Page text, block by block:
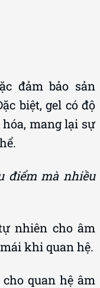
đảm bảo sản
biệt, gel có độ
mang lại sự
điểm mà nhiều
nhiên cho âm
khi quan hệ.
quan hệ âm